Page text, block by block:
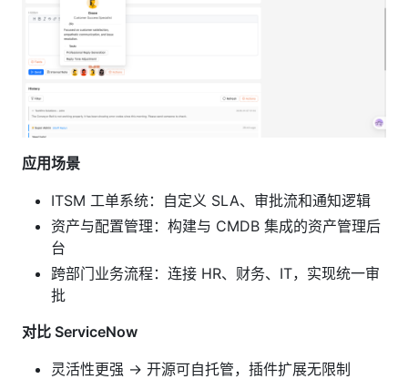
应用场景
ITSM 工单系统：自定义 SLA、审批流和通知逻辑
资产与配置管理：构建与 CMDB 集成的资产管理后
台
跨部门业务流程：连接 HR、财务、IT，实现统一审
批
对比 ServiceNow
灵活性更强 → 开源可自托管，插件扩展无限制